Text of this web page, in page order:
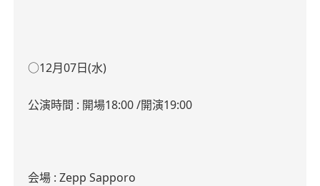
○12月07日(水)
公演時間 : 開場18:00 /開演19:00
会場 : Zepp Sapporo